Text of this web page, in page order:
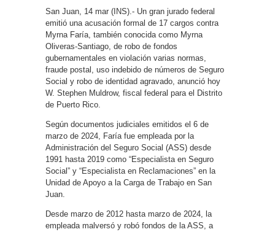
San Juan, 14 mar (INS).- Un gran jurado federal
emitió una acusación formal de 17 cargos contra
Myrna Faría, también conocida como Myrna
Oliveras-Santiago, de robo de fondos
gubernamentales en violación varias normas,
fraude postal, uso indebido de números de Seguro
Social y robo de identidad agravado, anunció hoy
W. Stephen Muldrow, fiscal federal para el Distrito
de Puerto Rico.
Según documentos judiciales emitidos el 6 de
marzo de 2024, Faría fue empleada por la
Administración del Seguro Social (ASS) desde
1991 hasta 2019 como “Especialista en Seguro
Social” y “Especialista en Reclamaciones” en la
Unidad de Apoyo a la Carga de Trabajo en San
Juan.
Desde marzo de 2012 hasta marzo de 2024, la
empleada malversó y robó fondos de la ASS, a